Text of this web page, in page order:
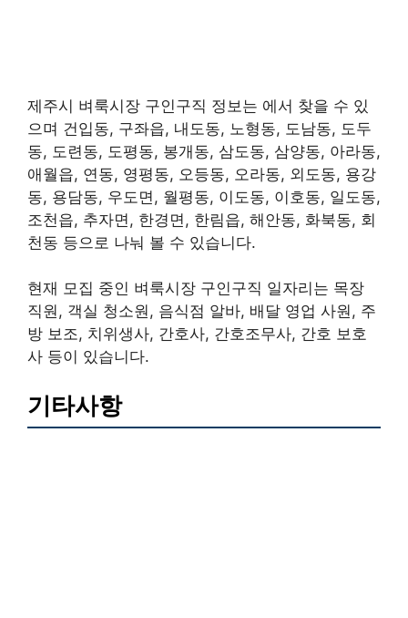
제주시 벼룩시장 구인구직 정보는 에서 찾을 수 있
으며 건입동, 구좌읍, 내도동, 노형동, 도남동, 도두
동, 도련동, 도평동, 봉개동, 삼도동, 삼양동, 아라동,
애월읍, 연동, 영평동, 오등동, 오라동, 외도동, 용강
동, 용담동, 우도면, 월평동, 이도동, 이호동, 일도동,
조천읍, 추자면, 한경면, 한림읍, 해안동, 화북동, 회
천동 등으로 나눠 볼 수 있습니다.
현재 모집 중인 벼룩시장 구인구직 일자리는 목장
직원, 객실 청소원, 음식점 알바, 배달 영업 사원, 주
방 보조, 치위생사, 간호사, 간호조무사, 간호 보호
사 등이 있습니다.
기타사항